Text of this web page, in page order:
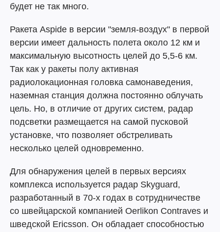
будет не так много.
Ракета Aspide в версии "земля-воздух" в первой
версии имеет дальность полета около 12 км и
максимальную высотность целей до 5,5-6 км.
Так как у ракеты полу активная
радиолокационная головка самонаведения,
наземная станция должна постоянно облучать
цель. Но, в отличие от других систем, радар
подсветки размещается на самой пусковой
установке, что позволяет обстреливать
несколько целей одновременно.
Для обнаружения целей в первых версиях
комплекса используется радар Skyguard,
разработанный в 70-х годах в сотрудничестве
со швейцарской компанией Oerlikon Contraves и
шведской Ericsson. Он обладает способностью